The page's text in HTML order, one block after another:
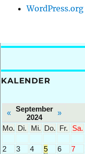
WordPress.org
KALENDER
« September
2024
»
Mo. Di. Mi. Do. Fr. Sa.
2
3 4 5 6 7